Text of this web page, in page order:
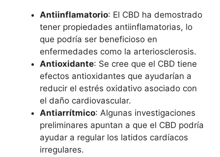
Antiinflamatorio: El CBD ha demostrado
tener propiedades antiinflamatorias, lo
que podría ser beneficioso en
enfermedades como la arteriosclerosis.
Antioxidante: Se cree que el CBD tiene
efectos antioxidantes que ayudarían a
reducir el estrés oxidativo asociado con
el daño cardiovascular.
Antiarrítmico: Algunas investigaciones
preliminares apuntan a que el CBD podría
ayudar a regular los latidos cardíacos
irregulares.